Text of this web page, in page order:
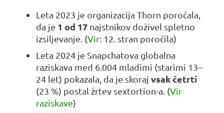
Leta 2023 je organizacija Thorn poročala,
da je 1 od 17 najstnikov doživel spletno
izsiljevanje. (Vir: 12. stran poročila)
Leta 2024 je Snapchatova globalna
raziskava med 6.004 mladimi (starimi 13–
24 let) pokazala, da je skoraj vsak četrti
(23 %) postal žrtev sextortion-a. (Vir
raziskave)